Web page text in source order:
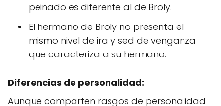
peinado es diferente al de Broly.
El hermano de Broly no presenta el
mismo nivel de ira y sed de venganza
que caracteriza a su hermano.
Diferencias de personalidad:
Aunque comparten rasgos de personalidad